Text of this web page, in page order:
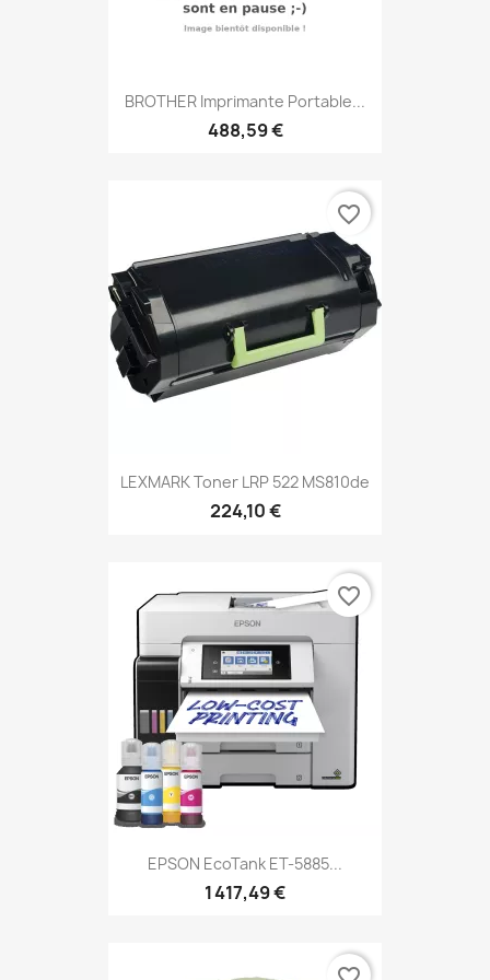
BROTHER Imprimante Portable...
488,59 €
LEXMARK Toner LRP 522 MS810de
224,10 €
favorite_border
EPSON EcoTank ET-5885...
1 417,49 €
favorite_border